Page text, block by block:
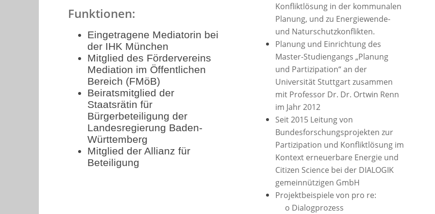
Funktionen:
Eingetragene Mediatorin bei
der IHK München
Mitglied des Fördervereins
Mediation im Öffentlichen
Bereich (FMöB)
Beiratsmitglied der
Staatsrätin für
Bürgerbeteiligung der
Landesregierung Baden-
Württemberg
Mitglied der Allianz für
Beteiligung
Konfliktlösung in der kommunalen
Planung, und zu Energiewende-
und Naturschutzkonflikten.
Planung und Einrichtung des
Master-Studiengangs „Planung
und Partizipation“ an der
Universität Stuttgart zusammen
mit Professor Dr. Dr. Ortwin Renn
im Jahr 2012
Seit 2015 Leitung von
Bundesforschungsprojekten zur
Partizipation und Konfliktlösung im
Kontext erneuerbare Energie und
Citizen Science bei der DIALOGIK
gemeinnützigen GmbH
Projektbeispiele von pro re:
o Dialogprozess